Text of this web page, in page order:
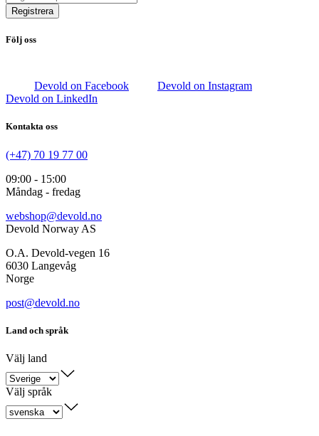
Registrera
Följ oss
Devold on Facebook
Devold on Instagram
Devold on LinkedIn
Kontakta oss
(+47) 70 19 77 00
09:00 - 15:00
Måndag - fredag
webshop@devold.no
Devold Norway AS
O.A. Devold-vegen 16
6030 Langevåg
Norge
post@devold.no
Land och språk
Välj land
Välj språk